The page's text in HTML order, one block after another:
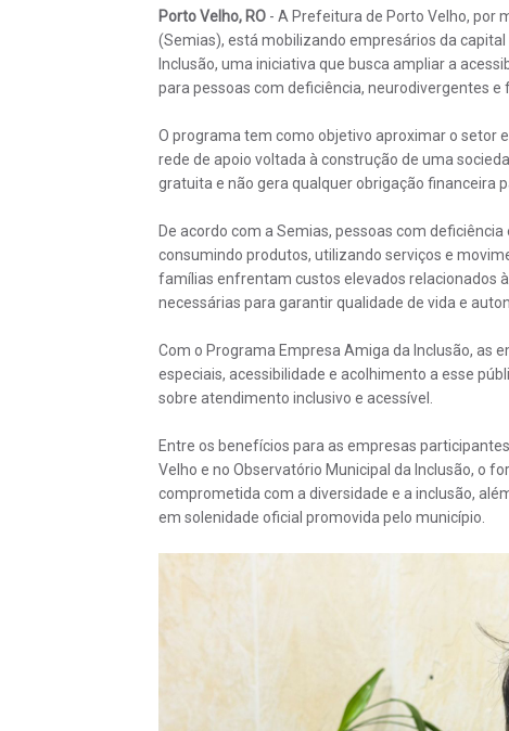
Porto Velho, RO - A Prefeitura de Porto Velho, por
(Semias), está mobilizando empresários da
Inclusão, uma iniciativa que busca ampliar a
para pessoas com deficiência, neurodivergentes e
O programa tem como objetivo aproximar o setor
rede de apoio voltada à construção de uma
gratuita e não gera qualquer obrigação financeira
De acordo com a Semias, pessoas com
consumindo produtos, utilizando serviços e
famílias enfrentam custos elevados relacionados
necessárias para garantir qualidade de vida e
Com o Programa Empresa Amiga da Inclusão, as
especiais, acessibilidade e acolhimento a esse
sobre atendimento inclusivo e acessível.
Entre os benefícios para as empresas
Velho e no Observatório Municipal da Inclusão, o
comprometida com a diversidade e a inclusão,
em solenidade oficial promovida pelo município.